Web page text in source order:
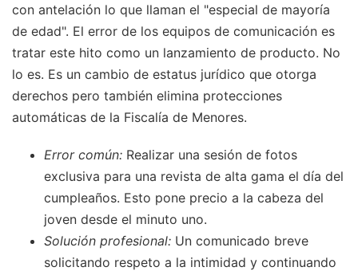
con antelación lo que llaman el "especial de mayoría
de edad". El error de los equipos de comunicación es
tratar este hito como un lanzamiento de producto. No
lo es. Es un cambio de estatus jurídico que otorga
derechos pero también elimina protecciones
automáticas de la Fiscalía de Menores.
Error común: Realizar una sesión de fotos
exclusiva para una revista de alta gama el día del
cumpleaños. Esto pone precio a la cabeza del
joven desde el minuto uno.
Solución profesional: Un comunicado breve
solicitando respeto a la intimidad y continuando